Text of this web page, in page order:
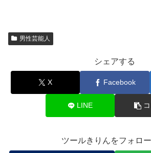
男性芸能人
シェアする
X Facebook
LINE
ツールきりんをフォロ